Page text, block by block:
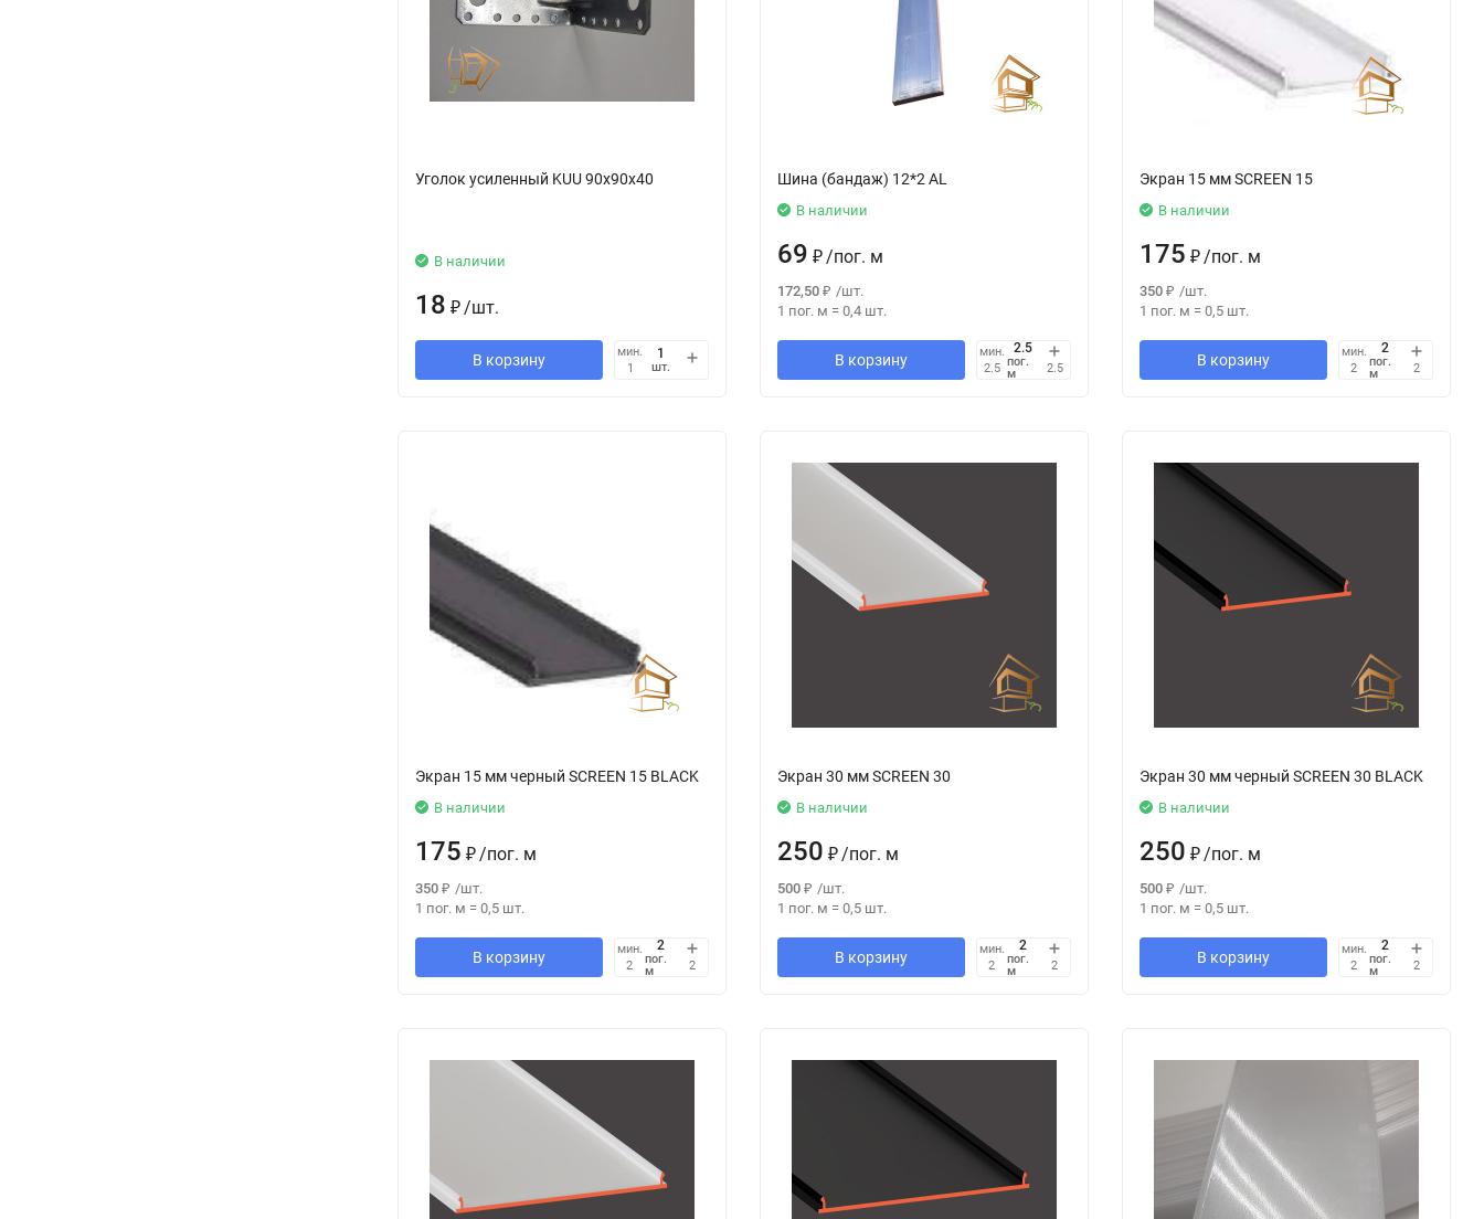
Уголок усиленный KUU 90х90х40
В наличии
18 ₽/шт.
В корзину
мин.
1
шт.
Шина (бандаж) 12*2 AL
В наличии
69 ₽/пог. м
172,50 ₽ /шт.
1 пог. м = 0,4 шт.
В корзину
мин.
2.5 пог.
м
2.5
Экран 15 мм SCREEN 15
В наличии
175 ₽/пог. м
350 ₽ /шт.
1 пог. м = 0,5 шт.
В корзину
мин.
2
пог.
м
2
Экран 15 мм черный SCREEN 15 BLACK
В наличии
175 ₽ /пог. м
350 ₽ /шт.
1 пог. м = 0,5 шт.
В корзину
мин.
2
пог.
м
2
Экран 30 мм SCREEN 30
В наличии
250 ₽ /пог. м
500 ₽ /шт.
1 пог. м = 0,5 шт.
В корзину
мин.
2
пог.
м
2
Экран 30 мм черный SCREEN 30 BLACK
В наличии
250 ₽ /пог. м
500 ₽ /шт.
1 пог. м = 0,5 шт.
В корзину
мин.
2
пог.
м
2